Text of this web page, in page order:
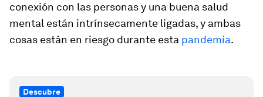
conexión con las personas y una buena salud
mental están intrínsecamente ligadas, y ambas
cosas están en riesgo durante esta pandemia.
Descubre